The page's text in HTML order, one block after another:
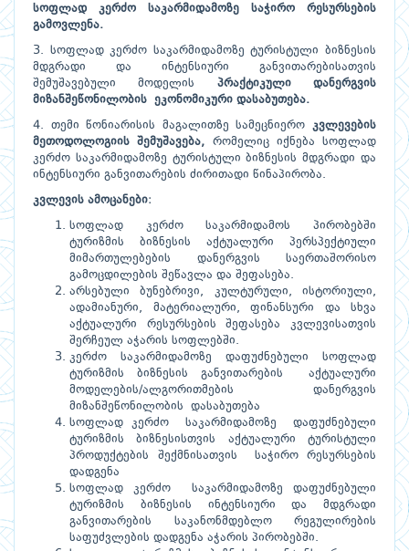
სოფლად
კერძო საკარმიდამოზე საჭირო
რესურსების
გამოვლენა.
3. სოფლად კერძო საკარმიდამოზე ტურისტული ბიზნესის
მდგრადი და ინტენსიური განვითარებისათვის
შემუშავებული მოდელის პრაქტიკული
დანერგვის
მიზანშეწონილობის
ეკონომიკური დასაბუთება.
4. თემი წონიარისის მაგალითზე სამეცნიერო კვლევების
მეთოდოლოგიის
შემუშავება, რომელიც იქნება სოფლად
კერძო საკარმიდამოზე ტურისტული ბიზნესის მდგრადი და
ინტენსიური განვითარების ძირითადი წინაპირობა.
კვლევის ამოცანები:
სოფლად კერძო საკარმიდამოს პირობებში
ტურიზმის ბიზნესის აქტუალური პერსპექტიული
მიმართულებების დანერგვის საერთაშორისო
გამოცდილების შეწავლა და შეფასება.
არსებული ბუნებრივი, კულტურული, ისტორიული,
ადამიანური, მატერიალური, ფინანსური და სხვა
აქტუალური რესურსების შეფასება კვლევისათვის
შერჩეულ აჭარის სოფლებში.
კერძო საკარმიდამოზე დაფუძნებული სოფლად
ტურიზმის ბიზნესის განვითარების აქტუალური
მოდელების/ალგორითმების დანერგვის
მიზანშეწონილობის დასაბუთება
სოფლად კერძო საკარმიდამოზე დაფუძნებული
ტურიზმის ბიზნესისთვის აქტუალური ტურისტული
პროდუქტების შექმნისათვის საჭირო რესურსების
დადგენა
სოფლად კერძო საკარმიდამოზე დაფუძნებული
ტურიზმის ბიზნესის ინტენსიური და მდგრადი
განვითარების საკანონმდებლო რეგულირების
საფუძვლების დადგენა აჭარის პირობებში.